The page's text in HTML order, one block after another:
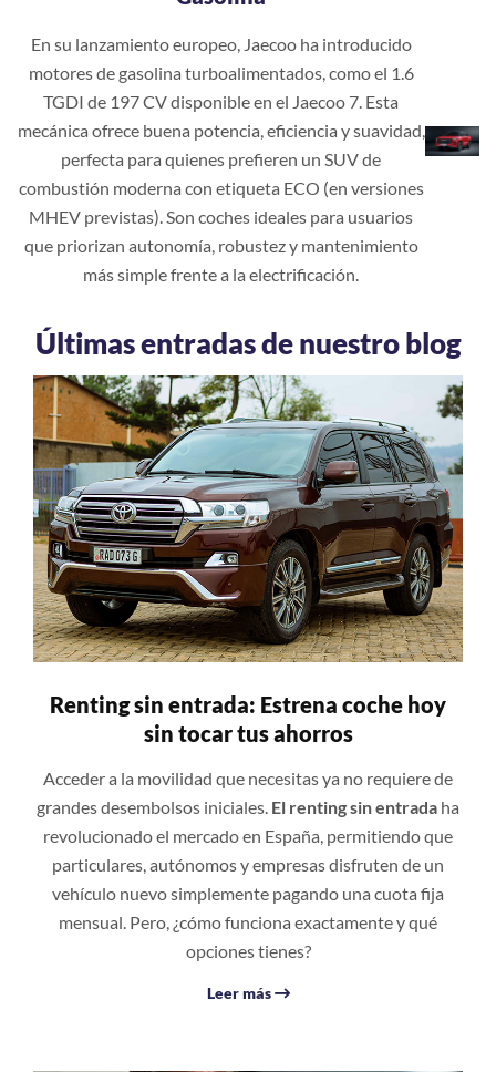
En su lanzamiento europeo, Jaecoo ha introducido
motores de gasolina turboalimentados, como el 1.6
TGDI de 197 CV disponible en el Jaecoo 7. Esta
mecánica ofrece buena potencia, eficiencia y suavidad,
perfecta para quienes prefieren un SUV de
combustión moderna con etiqueta ECO (en versiones
MHEV previstas). Son coches ideales para usuarios
que priorizan autonomía, robustez y mantenimiento
más simple frente a la electrificación.
Últimas entradas de nuestro blog
Renting sin entrada: Estrena coche hoy
sin tocar tus ahorros
Acceder a la movilidad que necesitas ya no requiere de
grandes desembolsos iniciales. El renting sin entrada ha
revolucionado el mercado en España, permitiendo que
particulares, autónomos y empresas disfruten de un
vehículo nuevo simplemente pagando una cuota fija
mensual. Pero, ¿cómo funciona exactamente y qué
opciones tienes?
Leer más